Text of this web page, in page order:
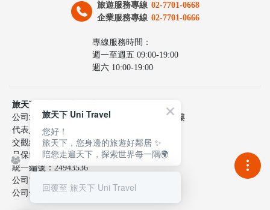
旅遊服務專線 02-7701-0668
企業服務專線 02-7701-0666
專線服務時間：
週一至週五 09:00-19:00
週六 10:00-19:00
旅天下聯合國際旅行社股份有限公司
公司地址：台北市中山區民生東路三段10號6樓
代表人：李嘉寅
交觀綜217100號
品保協會2137號
統一編號：24943536
公司電話：02-7701-0660
公司傳真：02-2515-9801
旅天下 Uni Travel
您好！
旅天下，您身邊的旅遊好鄰居 ✨
陪您走遍天下，探索世界每一隅🌍
回覆至 旅天下 Uni Travel